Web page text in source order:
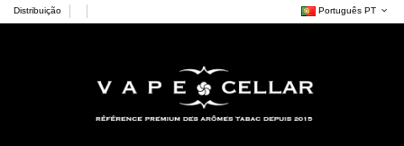
Distribuição Português PT